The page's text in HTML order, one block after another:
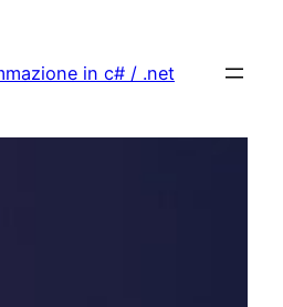
in c# / .net